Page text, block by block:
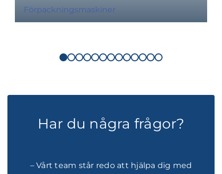
Förpackningsmaskiner
Har du några frågor?
– Vårt team står redo att hjälpa dig med